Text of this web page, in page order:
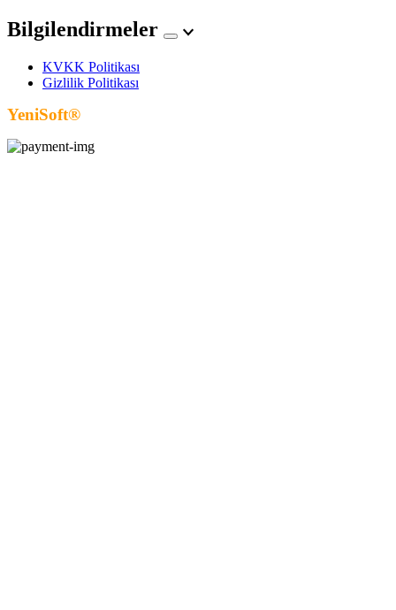
Bilgilendirmeler
KVKK Politikası
Gizlilik Politikası
YeniSoft®